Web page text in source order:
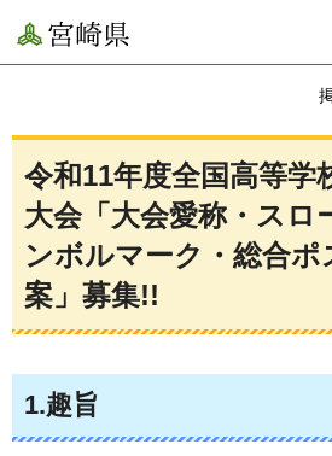
宮崎県
令和11年度全国高等学
大会「大会愛称・スロ
ンボルマーク・総合ポ
案」募集!!
1.趣旨